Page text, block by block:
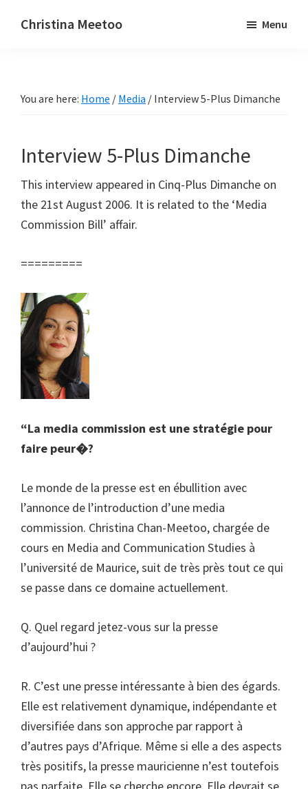
Christina Meetoo
and
Menu
You are here: Home / Media / Interview 5-Plus Dimanche
Interview 5-Plus Dimanche
This interview appeared in Cinq-Plus Dimanche on
the 21st August 2006. It is related to the ‘Media
Commission Bill’ affair.
=========
“La media commission est une stratégie pour
faire peur�?
Le monde de la presse est en ébullition avec
l’annonce de l’introduction d’une media
commission. Christina Chan-Meetoo, chargée de
cours en Media and Communication Studies à
l’université de Maurice, suit de très près tout ce qui
se passe dans ce domaine actuellement.
Q. Quel regard jetez-vous sur la presse
d’aujourd’hui ?
R. C’est une presse intéressante à bien des égards.
Elle est relativement dynamique, indépendante et
diversifiée dans son approche par rapport à
d’autres pays d’Afrique. Même si elle a des aspects
très positifs, la presse mauricienne n’est toutefois